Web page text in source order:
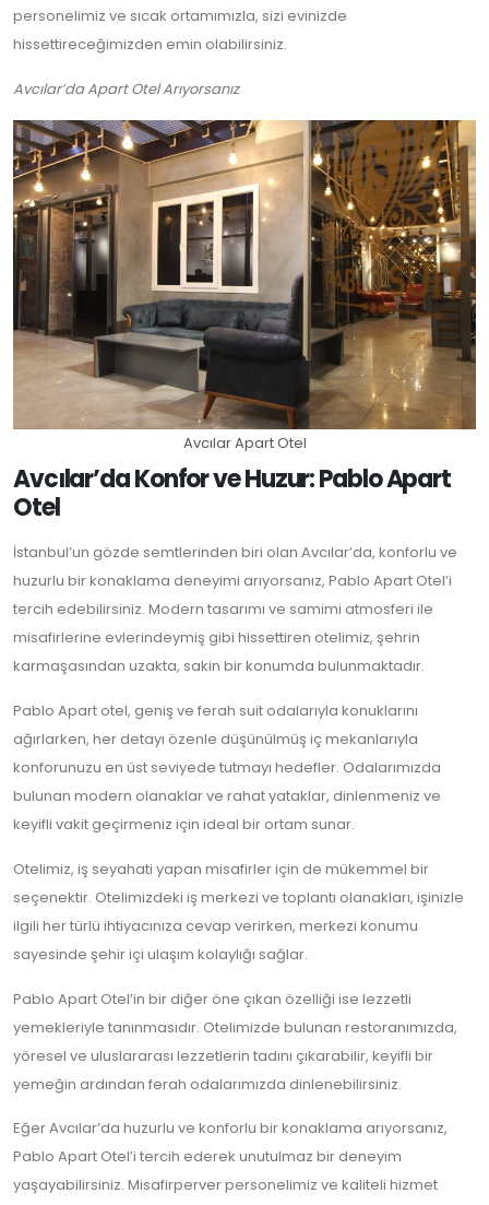
personelimiz ve sıcak ortamımızla, sizi evinizde
hissettireceğimizden emin olabilirsiniz.
Avcılar’da Apart Otel Arıyorsanız
Avcılar Apart Otel
Avcılar’da Konfor ve Huzur: Pablo Apart
Otel
İstanbul’un gözde semtlerinden biri olan Avcılar’da, konforlu ve
huzurlu bir konaklama deneyimi arıyorsanız, Pablo Apart Otel’i
tercih edebilirsiniz. Modern tasarımı ve samimi atmosferi ile
misafirlerine evlerindeymiş gibi hissettiren otelimiz, şehrin
karmaşasından uzakta, sakin bir konumda bulunmaktadır.
Pablo Apart otel, geniş ve ferah suit odalarıyla konuklarını
ağırlarken, her detayı özenle düşünülmüş iç mekanlarıyla
konforunuzu en üst seviyede tutmayı hedefler. Odalarımızda
bulunan modern olanaklar ve rahat yataklar, dinlenmeniz ve
keyifli vakit geçirmeniz için ideal bir ortam sunar.
Otelimiz, iş seyahati yapan misafirler için de mükemmel bir
seçenektir. Otelimizdeki iş merkezi ve toplantı olanakları, işinizle
ilgili her türlü ihtiyacınıza cevap verirken, merkezi konumu
sayesinde şehir içi ulaşım kolaylığı sağlar.
Pablo Apart Otel’in bir diğer öne çıkan özelliği ise lezzetli
yemekleriyle tanınmasıdır. Otelimizde bulunan restoranımızda,
yöresel ve uluslararası lezzetlerin tadını çıkarabilir, keyifli bir
yemeğin ardından ferah odalarımızda dinlenebilirsiniz.
Eğer Avcılar’da huzurlu ve konforlu bir konaklama arıyorsanız,
Pablo Apart Otel’i tercih ederek unutulmaz bir deneyim
yaşayabilirsiniz. Misafirperver personelimiz ve kaliteli hizmet